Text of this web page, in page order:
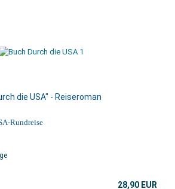
die USA" - Reiseroman
Rundreise
28,90 EUR